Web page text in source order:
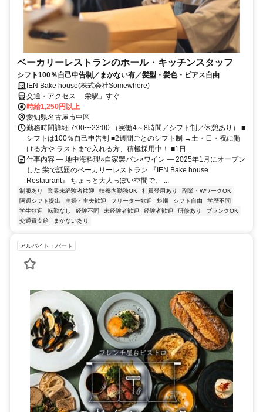
ベーカリーレストランのホール・キッチンスタッフ
シフト100％自己申告制／まかない有／髪型・髪色・ピアス自由
IEN Bake house(株式会社Somewhere)
交通・アクセス 「栄駅」すぐ
時給1,250円以上
愛知県名古屋市中区
勤務時間詳細 7:00〜23:00 （実働4～8時間／シフト制／休憩あり） ■
シフトは100％自己申告制 ■2週間ごとのシフト制 →土・日・祝に働
ける方や ラストまで入れる方、積極採用中！ ■1日...
仕事内容 ― 地中海料理×自家製パン×ワイン ― 2025年1月にオープン
した 栄で話題のベーカリーレストラン 『IEN Bake house
Restaurant』 ちょっと大人っぽい空間で、 ...
制服あり 業界未経験者歓迎 扶養内勤務OK 社員登用あり
副業・WワークOK
隔週シフト提出
主婦・主夫歓迎 フリーター歓迎 短期 シフト自由
学歴不問
学生歓迎
転勤なし 経験不問 未経験者歓迎 経験者歓迎 研修あり
ブランクOK
交通費支給
まかないあり
アルバイト・パート